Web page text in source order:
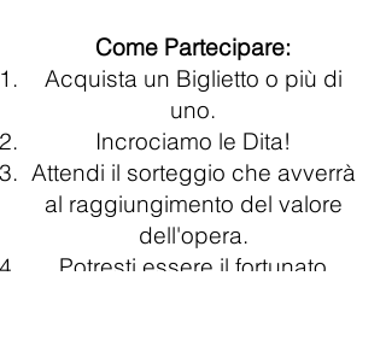
Come Partecipare:
Acquista un Biglietto o più di
uno.
Incrociamo le Dita!
Attendi il sorteggio che avverrà
al raggiungimento del valore
dell'opera.
Potresti essere il fortunato